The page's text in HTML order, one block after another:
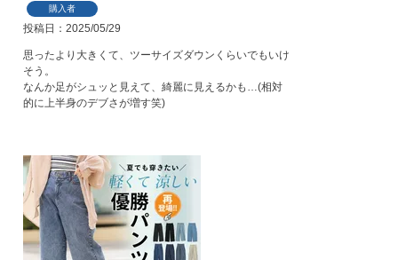
購入者
投稿日 2025/05/29
思ったより大きくて、ツーサイズダウンくらいでもいけ
そう。
なんか足がシュッと見えて、綺麗に見えるかも…(相対
的に上半身のデブさが増す笑)